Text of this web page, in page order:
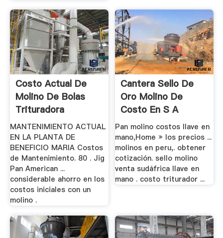
Costo Actual De
Molino De Bolas
Trituradora
MANTENIMIENTO ACTUAL
EN LA PLANTA DE
BENEFICIO MARIA Costos
de Mantenimiento. 80 . Jig
Pan American ...
considerable ahorro en los
costos iniciales con un
molino .
Cantera Sello De
Oro Molino De
Costo En S A
Pan molino costos llave en
mano,Home » los precios ...
molinos en peru,. obtener
cotización. sello molino
venta sudáfrica llave en
mano . costo triturador ...